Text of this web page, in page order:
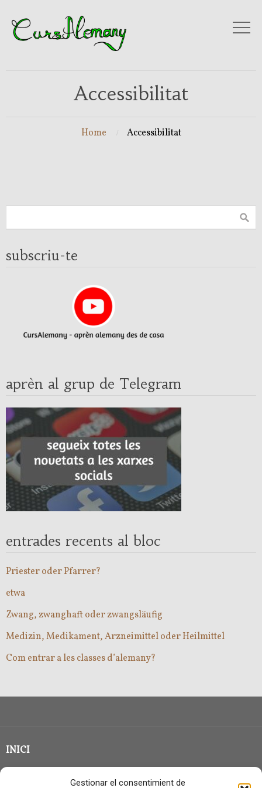
Gestionar el consentimient de
Accessibilitat
Home Accessibilitat
subscriu-te
aprèn al grup de Telegram
entrades recents al bloc
Priester oder Pfarrer?
etwa
Zwang, zwanghaft oder zwangsläufig
Medizin, Medikament, Arzneimittel oder Heilmittel
Com entrar a les classes d’alemany?
INICI